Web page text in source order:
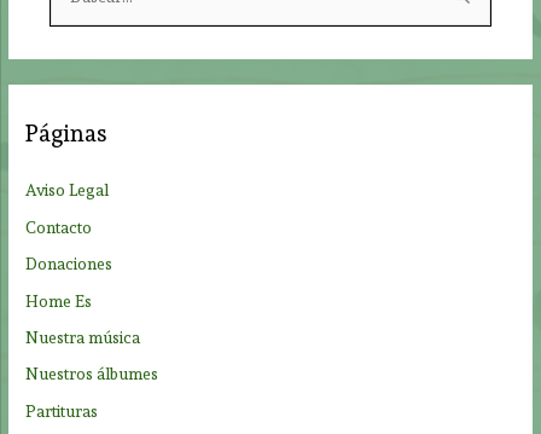
r
:
Páginas
Aviso Legal
Contacto
Donaciones
Home Es
Nuestra música
Nuestros álbumes
Partituras